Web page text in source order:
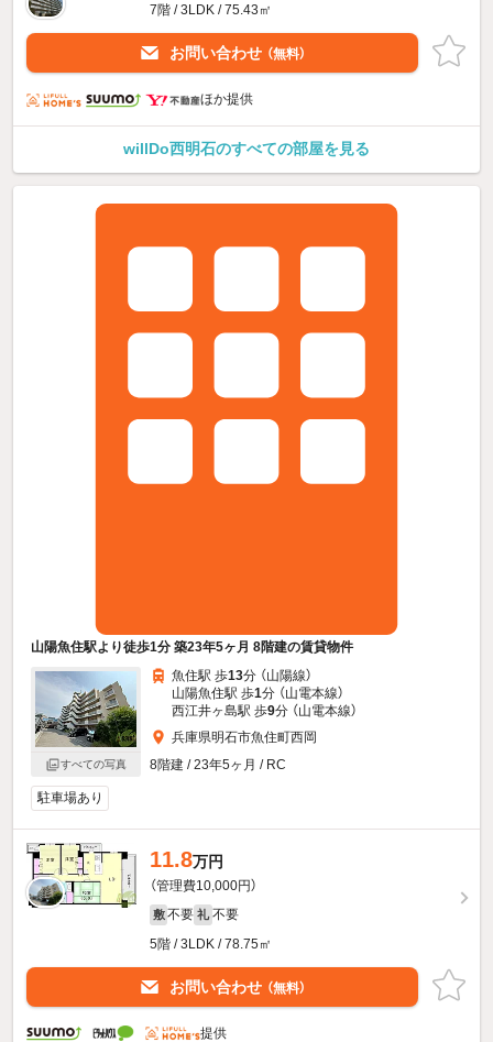
7階 / 3LDK / 75.43㎡
お問い合わせ （無料）
ほか提供
willDo西明石のすべての部屋を見る
山陽魚住駅より徒歩1分 築23年5ヶ月 8階建の賃貸物件
すべての写真
魚住駅 歩13分 （山陽線）
山陽魚住駅 歩1分 （山電本線）
西江井ヶ島駅 歩9分 （山電本線）
兵庫県明石市魚住町西岡
8階建 / 23年5ヶ月 / RC
駐車場あり
11.8万円
（管理費10,000円）
敷 不要 礼 不要
5階 / 3LDK / 78.75㎡
お問い合わせ （無料）
提供